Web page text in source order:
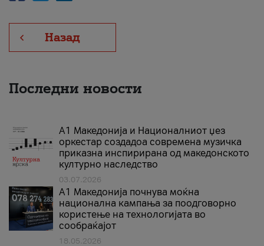
Назад
Последни новости
А1 Македонија и Националниот џез
оркестар создадоа современа музичка
приказна инспирирана од македонското
културно наследство
03.07.2026
A1 Македонија почнува моќна
национална кампања за поодговорно
користење на технологијата во
сообраќајот
18.05.2026